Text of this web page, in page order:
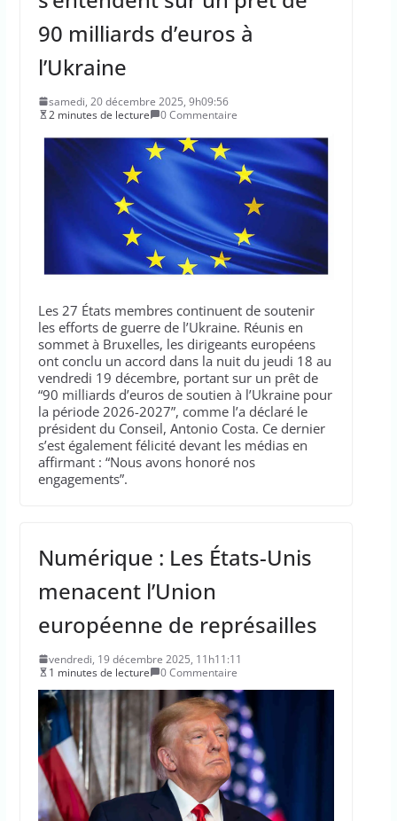
90 milliards d’euros à
l’Ukraine
samedi, 20 décembre 2025, 9h09:56
2 minutes de lecture
0 Commentaire
Les 27 États membres continuent de soutenir
les efforts de guerre de l’Ukraine. Réunis en
sommet à Bruxelles, les dirigeants européens
ont conclu un accord dans la nuit du jeudi 18 au
vendredi 19 décembre, portant sur un prêt de
“90 milliards d’euros de soutien à l’Ukraine pour
la période 2026-2027”, comme l’a déclaré le
président du Conseil, Antonio Costa. Ce dernier
s’est également félicité devant les médias en
affirmant : “Nous avons honoré nos
engagements”.
Numérique : Les États-Unis
menacent l’Union
européenne de représailles
vendredi, 19 décembre 2025, 11h11:11
1 minutes de lecture
0 Commentaire